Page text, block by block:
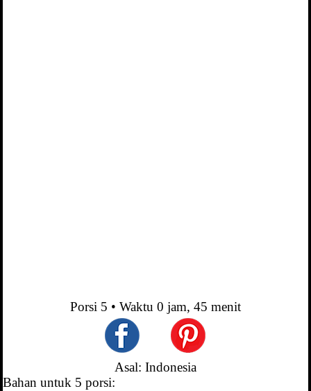
Porsi 5 • Waktu 0 jam, 45 menit
Asal: Indonesia
Bahan untuk 5 porsi: